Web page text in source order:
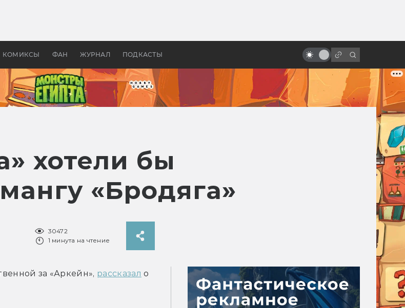
КОМИКСЫ ФАН ЖУРНАЛ ПОДКАСТЫ
—
бы «Властелина колец»
самом человечном роботе
хотели бы
«Бродяга»
30472
1 минута на чтение
за «Аркейн», рассказал о